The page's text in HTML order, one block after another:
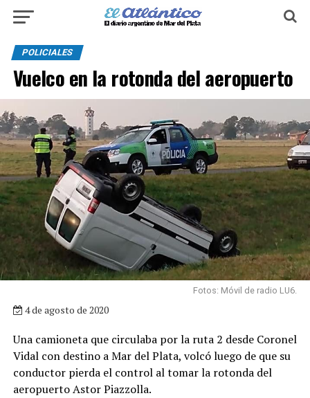
POLICIALES
Vuelco en la rotonda del aeropuerto
Fotos: Móvil de radio LU6.
4 de agosto de 2020
Una camioneta que circulaba por la ruta 2 desde Coronel
Vidal con destino a Mar del Plata, volcó luego de que su
conductor pierda el control al tomar la rotonda del
aeropuerto Astor Piazzolla.